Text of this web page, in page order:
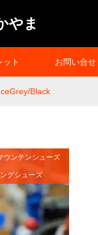
やま
ット お問い合せ
Black
ウンテンシューズ
グシューズ